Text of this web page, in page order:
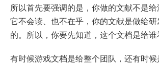
所以首先要强调的是，你做的文献不是
它不会读、也不在乎，你的文献是做给
的。所以，你要先知道，这个文档是给谁
有时候游戏文档是给整个团队，还有时